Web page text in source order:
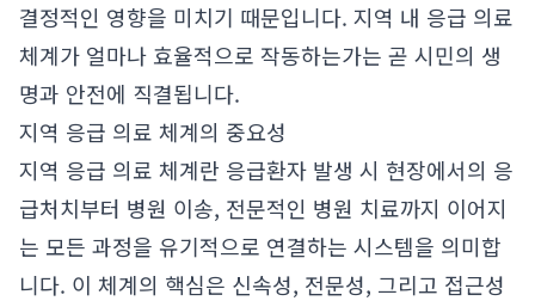
결정적인 영향을 미치기 때문입니다. 지역 내 응급 의료
체계가 얼마나 효율적으로 작동하는가는 곧 시민의 생
명과 안전에 직결됩니다.
지역 응급 의료 체계의 중요성
지역 응급 의료 체계란 응급환자 발생 시 현장에서의 응
급처치부터 병원 이송, 전문적인 병원 치료까지 이어지
는 모든 과정을 유기적으로 연결하는 시스템을 의미합
니다. 이 체계의 핵심은 신속성, 전문성, 그리고 접근성